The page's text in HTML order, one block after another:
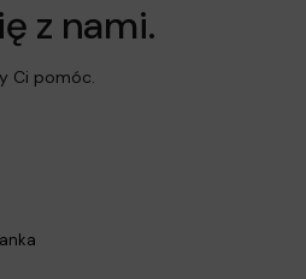
z nami.
Ci pomóc.